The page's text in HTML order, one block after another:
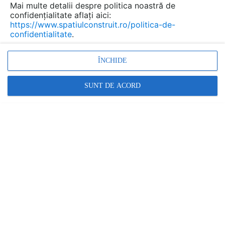
Mai multe detalii despre politica noastră de
confidențialitate aflați aici:
https://www.spatiulconstruit.ro/politica-de-
confidentialitate.
ÎNCHIDE
SUNT DE ACORD